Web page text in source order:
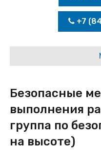
+7
Безопасные
выполнения
группа по
на высоте)